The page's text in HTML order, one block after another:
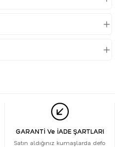
GARANTİ Ve İADE ŞARTLARI
Satın aldığınız kumaşlarda defo